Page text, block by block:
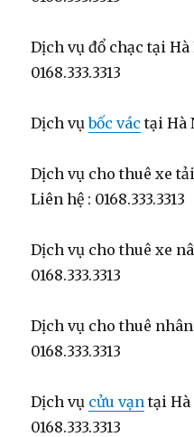
Dịch vụ đổ chạc tại Hà
0168.333.3313
Dịch vụbốc vác tại Hà
Dịch vụ cho thuê xe
Liên hệ : 0168.333.3313
Dịch vụ cho thuê xe
0168.333.3313
Dịch vụ cho thuê
0168.333.3313
Dịch vụ cửu vạn tại Hà
0168.333.3313